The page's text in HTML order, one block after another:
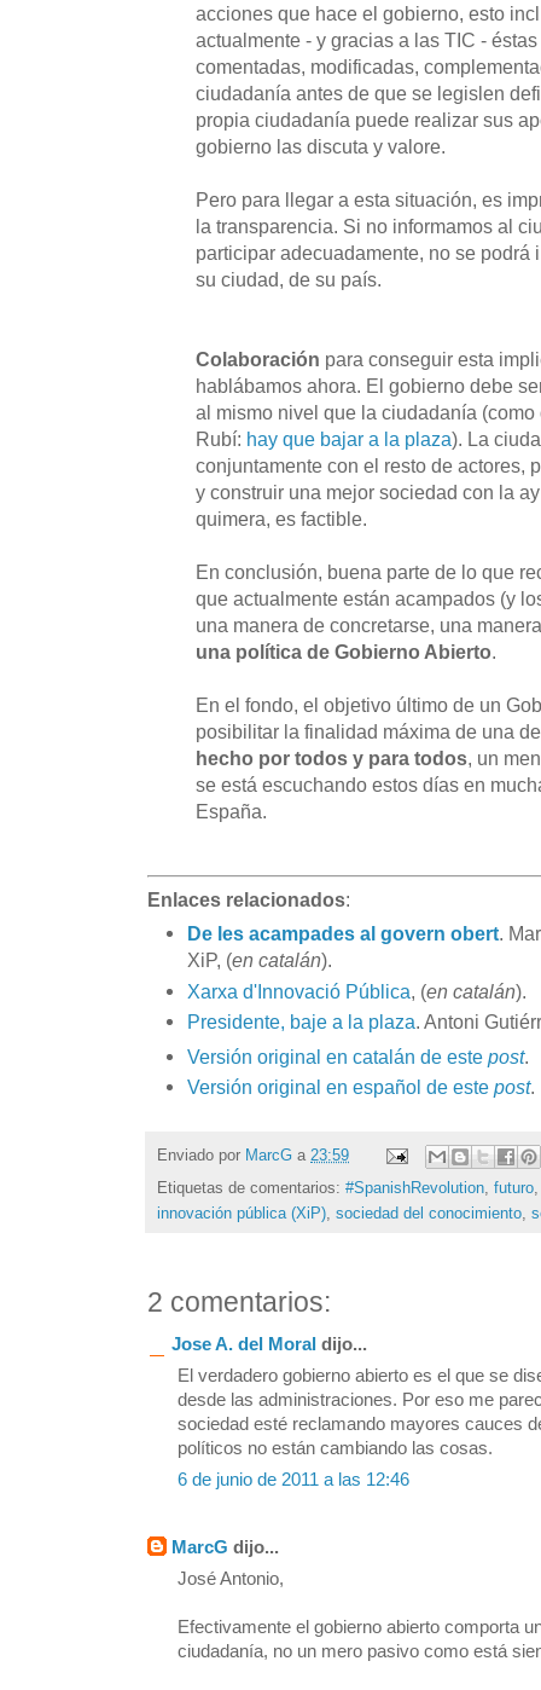
acciones que hace el gobierno, esto
actualmente - y gracias a las TIC -
comentadas, modificadas,
ciudadanía antes de que se legislen
propia ciudadanía puede realizar sus
gobierno las discuta y valore.
Pero para llegar a esta situación, es
la transparencia. Si no informamos al
participar adecuadamente, no se podrá
su ciudad, de su país.
Colaboración para conseguir esta
hablábamos ahora. El gobierno debe
al mismo nivel que la ciudadanía (como
Rubí: hay que bajar a la plaza). La
conjuntamente con el resto de actores,
y construir una mejor sociedad con la
quimera, es factible.
En conclusión, buena parte de lo que
que actualmente están acampados (y
una manera de concretarse, una
una política de Gobierno Abierto.
En el fondo, el objetivo último de un
posibilitar la finalidad máxima de una
hecho por todos y para todos, un
se está escuchando estos días en
España.
Enlaces relacionados:
De les acampades al govern obert.
XiP, (en catalán).
Xarxa d'Innovació Pública, (en catalán).
Presidente, baje a la plaza. Antoni
Versión original en catalán de este post.
Versión original en español de este post.
Enviado por MarcG a 23:59
Etiquetas de comentarios: #SpanishRevolution futuro
innovación pública (XiP) sociedad del conocimiento
2 comentarios:
Jose A. del Moral dijo...
El verdadero gobierno abierto es el que se
desde las administraciones. Por eso me
sociedad esté reclamando mayores cauces
políticos no están cambiando las cosas.
6 de junio de 2011 a las 12:46
MarcG dijo...
José Antonio,
Efectivamente el gobierno abierto comporta
ciudadanía, no un mero pasivo como está